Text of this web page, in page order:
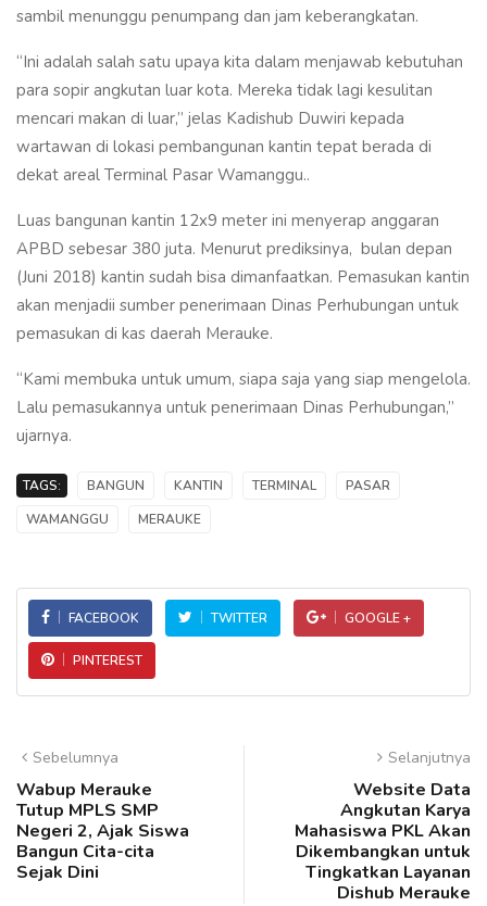
sambil menunggu penumpang dan jam keberangkatan.
“Ini adalah salah satu upaya kita dalam menjawab kebutuhan
para sopir angkutan luar kota. Mereka tidak lagi kesulitan
mencari makan di luar,” jelas Kadishub Duwiri kepada
wartawan di lokasi pembangunan kantin tepat berada di
dekat areal Terminal Pasar Wamanggu..
Luas bangunan kantin 12x9 meter ini menyerap anggaran
APBD sebesar 380 juta. Menurut prediksinya, bulan depan
(Juni 2018) kantin sudah bisa dimanfaatkan. Pemasukan kantin
akan menjadii sumber penerimaan Dinas Perhubungan untuk
pemasukan di kas daerah Merauke.
“Kami membuka untuk umum, siapa saja yang siap mengelola.
Lalu pemasukannya untuk penerimaan Dinas Perhubungan,”
ujarnya.
TAGS: BANGUN KANTIN TERMINAL
PASAR
WAMANGGU
MERAUKE
FACEBOOK TWITTER GOOGLE +
PINTEREST
Sebelumnya
Wabup Merauke
Tutup MPLS SMP
Negeri 2, Ajak Siswa
Bangun Cita-cita
Sejak Dini
Selanjutnya
Website Data
Angkutan Karya
Mahasiswa PKL Akan
Dikembangkan untuk
Tingkatkan Layanan
Dishub Merauke